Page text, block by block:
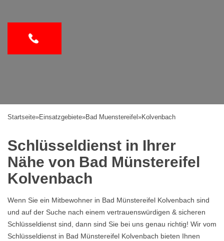
Startseite»Einsatzgebiete»Bad Muenstereifel »Kolvenbach
Schlüsseldienst in Ihrer
Nähe von Bad Münstereifel
Kolvenbach
Wenn Sie ein Mitbewohner in Bad Münstereifel Kolvenbach sind
und auf der Suche nach einem vertrauenswürdigen & sicheren
Schlüsseldienst sind, dann sind Sie bei uns genau richtig! Wir vom
Schlüsseldienst in Bad Münstereifel Kolvenbach bieten Ihnen